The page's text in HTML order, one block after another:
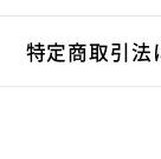
特定商取引法